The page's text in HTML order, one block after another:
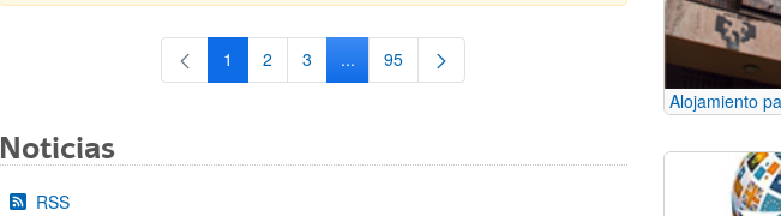
Página
1 Página
2 Página
3 ...Páginas intermedias Use TAB para desplazarse.
Página
95
Noticias
RSS
Alojamiento